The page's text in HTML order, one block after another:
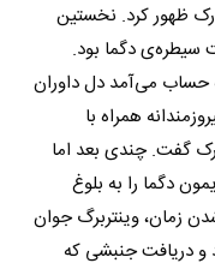
ظهور کرد. نخستین
سیطره‌ی دگما بود.
می‌آمد دل داوران
همراه با
گفت. چندی بعد اما
دگما را به بلوغ
زمان، وینتربرگ جوان
و دریافت جنبشی که